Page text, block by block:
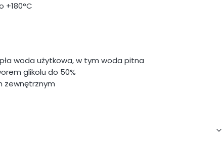
+180°C
woda użytkowa, w tym woda pitna
glikolu do 50%
zewnętrznym